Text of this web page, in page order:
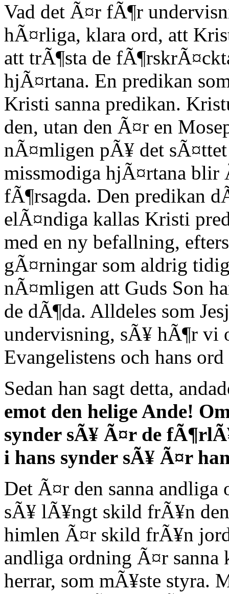
Vad det Ã¤r fÃ¶r
hÃ¤rliga, klara ord, att
att trÃ¶sta de
hjÃ¤rtana. En predikan
Kristi sanna predikan.
den, utan den Ã¤r en
nÃ¤mligen pÃ¥ det
missmodiga hjÃ¤rtana blir
fÃ¶rsagda. Den predikan
elÃ¤ndiga kallas Kristi
med en ny befallning,
gÃ¤rningar som aldrig
nÃ¤mligen att Guds Son
de dÃ¶da. Alldeles som
undervisning, sÃ¥ hÃ¶r
Evangelistens och hans
Sedan han sagt detta,
emot den helige Ande!
synder sÃ¥ Ã¤r de
i hans synder sÃ¥ Ã¤r
Det Ã¤r den sanna
sÃ¥ lÃ¥ngt skild frÃ¥n
himlen Ã¤r skild frÃ¥n
andliga ordning Ã¤r sanna
herrar, som mÃ¥ste styra.